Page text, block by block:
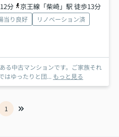
分
京王線「柴崎」駅 徒歩13分
当り良好
リノベーション済
る中古マンションです。ご家族それ
はゆったりと団... もっと見る
1